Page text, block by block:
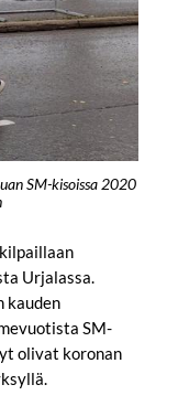
SM-kisoissa 2020
Urjalassa.
kauden
SM-
olivat koronan